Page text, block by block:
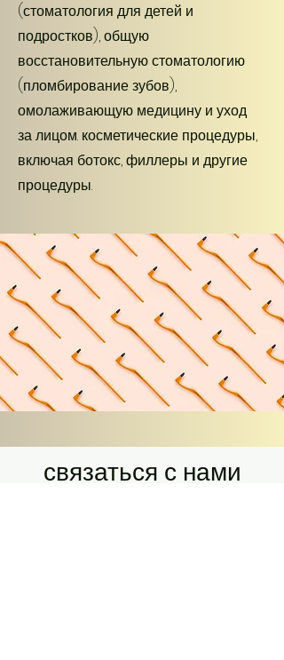
(стоматология для детей и
подростков), общую
восстановительную стоматологию
(пломбирование зубов),
омолаживающую медицину и уход
за лицом. косметические процедуры,
включая ботокс, филлеры и другие
процедуры.
связаться с нами